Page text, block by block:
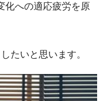
化への適応疲労を原
たいと思います。